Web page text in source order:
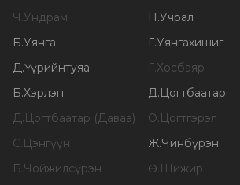
Ч.Ундрам Н.Учрал
Б.Уянга Г.Уянгахишиг
Д.Үүрийнтуяа Г.Хосбаяр
Б.Хэрлэн Д.Цогтбаатар
Д.Цогтбаатар (Даваа) О.Цогтгэрэл
С.Цэнгүүн Ж.Чинбүрэн
Б.Чойжилсүрэн Ө.Шижир